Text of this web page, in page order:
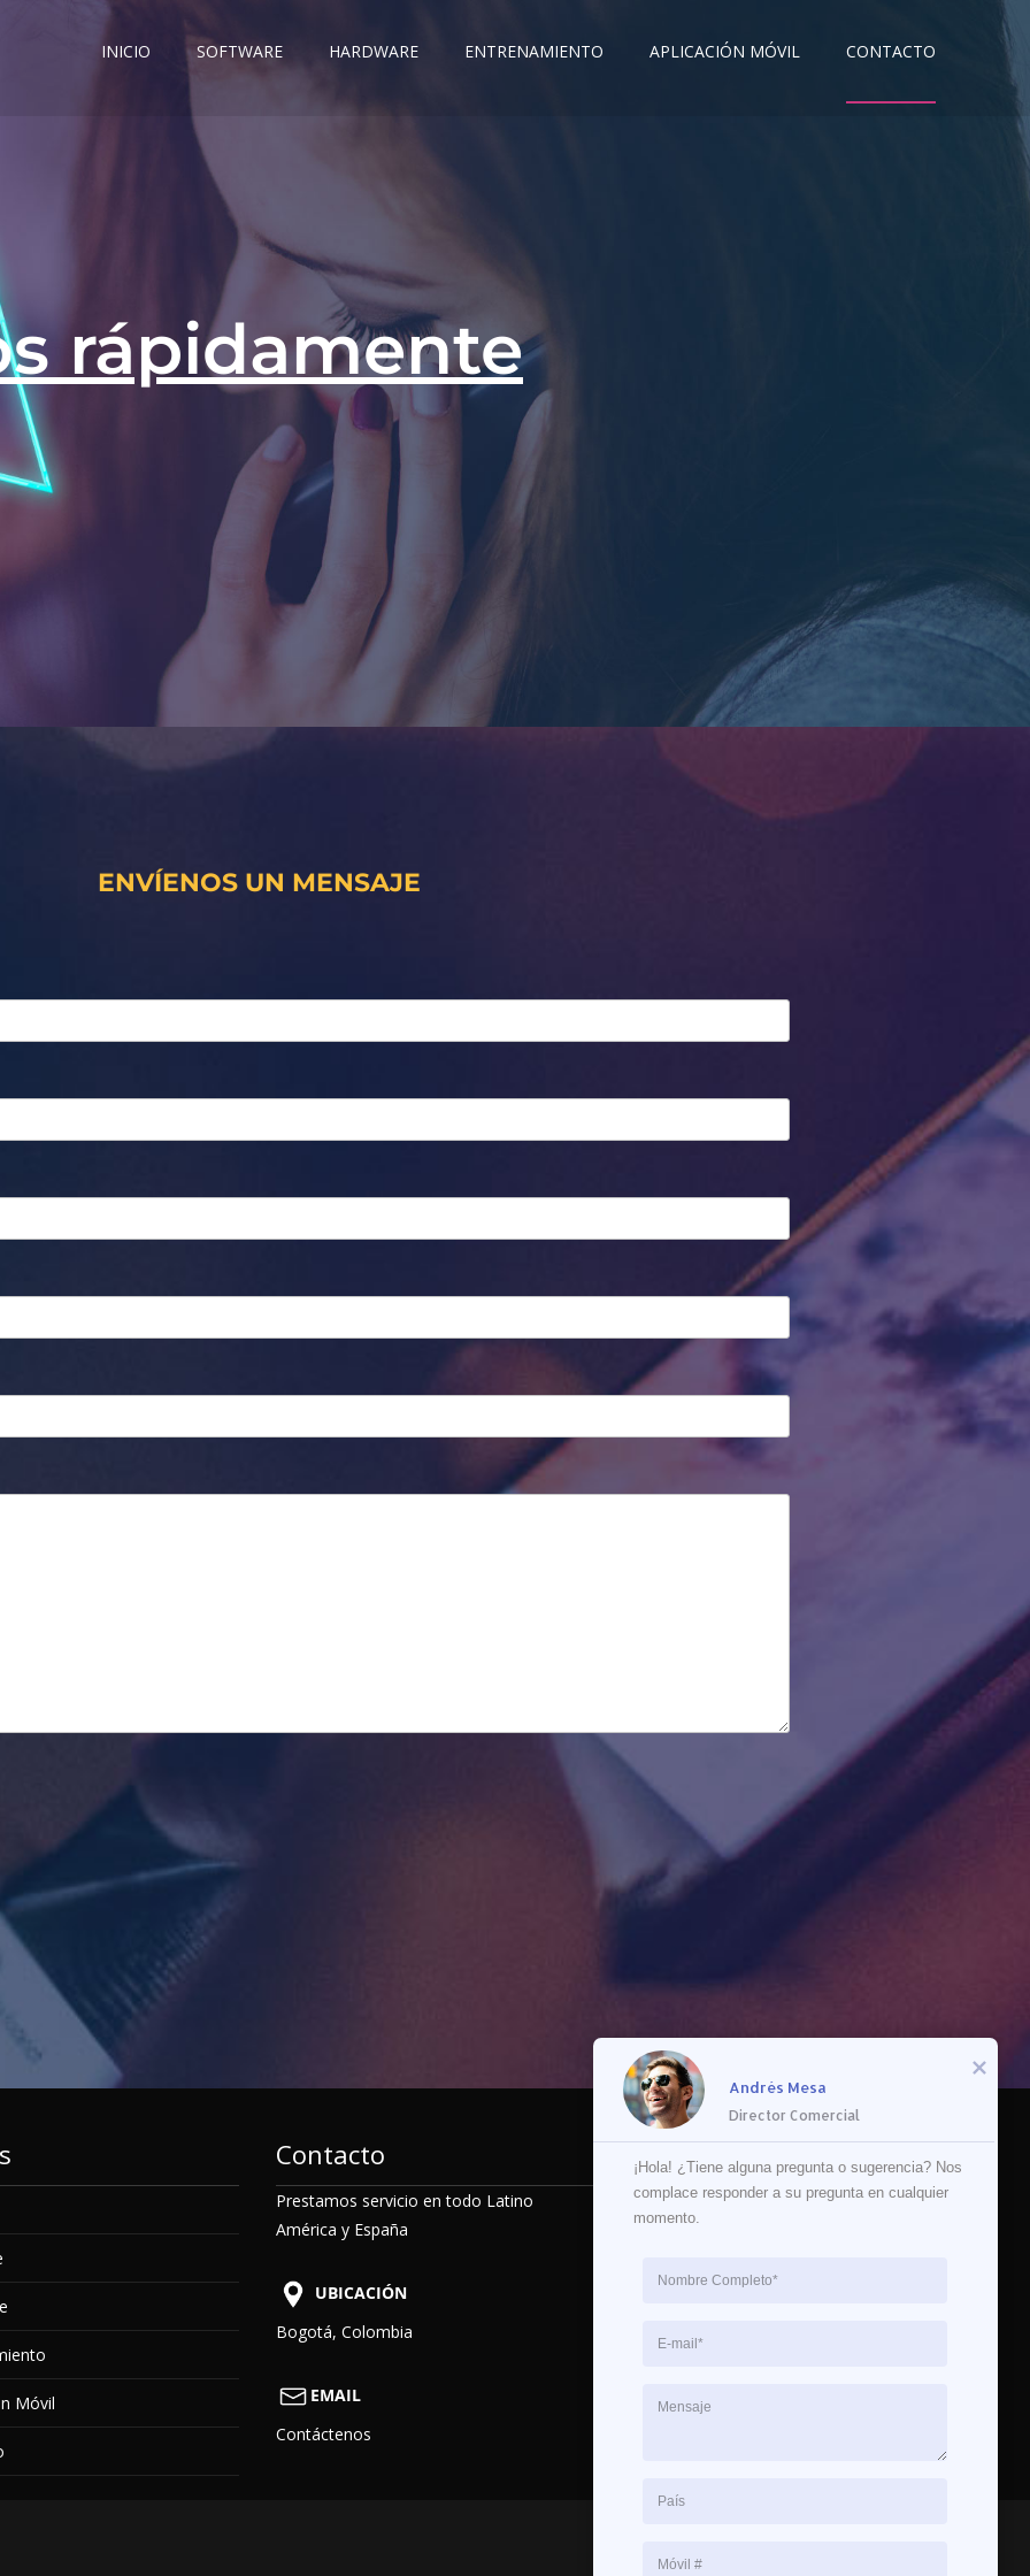
INICIO SOFTWARE HARDWARE ENTRENAMIENTO APLICACIÓN MÓVIL CONTACTO
rápidamente
ENVÍENOS UN MENSAJE
Móvil
Contacto
Prestamos servicio en todo Latino
América y España
UBICACIÓN
Bogotá, Colombia
EMAIL
Contáctenos
Redes
¡Hola! ¿Tiene alguna pregunta o sugerencia? Nos
complace responder a su pregunta en cualquier
momento.
Andrés Mesa
Director Comercial